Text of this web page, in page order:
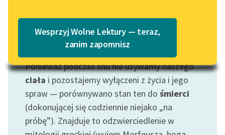
Lektury szkolne i klasyka
literatury do słuchania dla
uczennic i uczniów z
niepełnosprawnościami
E-kolekcja lektur
szkolnych i literatury do
słuchania dla uczennic i
Katalog w formacie PDF
Wesprzyj Wolne Lektury — teraz,
zanim zapomnisz
Motyw: Sen
Ponieważ podczas snu nie używamy naszego
ciała i pozostajemy wyłączeni z życia i jego
spraw — porównywano stan ten do śmierci
(dokonującej się codziennie niejako „na
próbę”). Znajduje to odzwierciedlenie w